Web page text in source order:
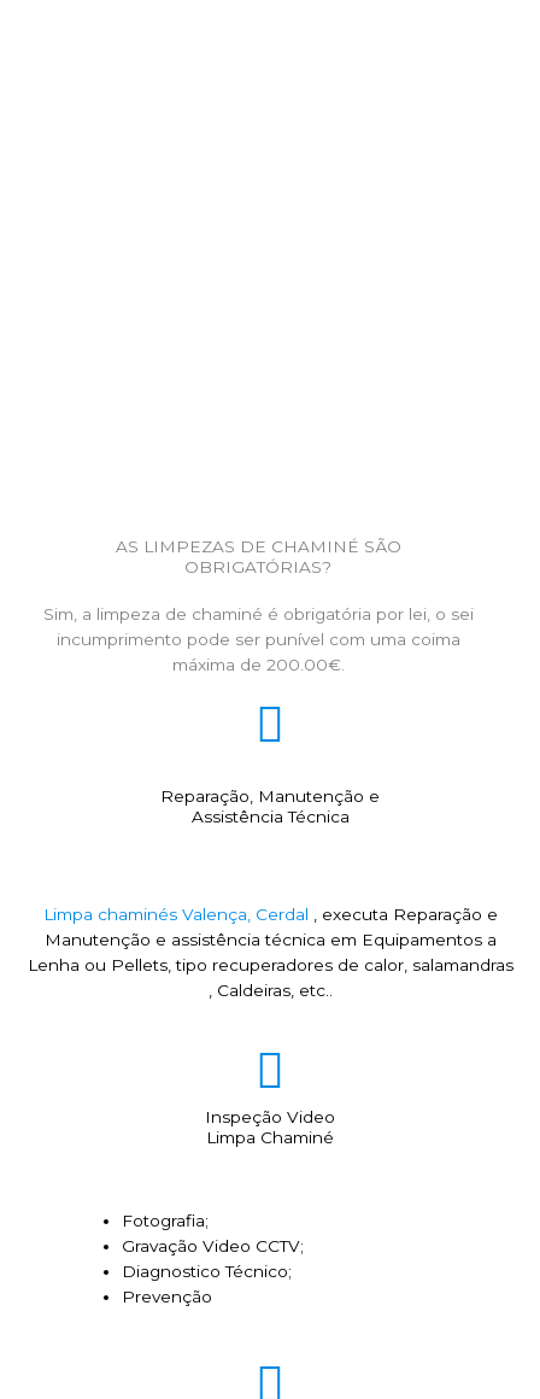
AS LIMPEZAS DE CHAMINÉ SÃO
OBRIGATÓRIAS?
Sim, a limpeza de chaminé é obrigatória por lei, o sei
incumprimento pode ser punível com uma coima
máxima de 200.00€.
Reparação, Manutenção e
Assistência Técnica
Limpa chaminés Valença, Cerdal , executa Reparação e
Manutenção e assistência técnica em Equipamentos a
Lenha ou Pellets, tipo recuperadores de calor, salamandras
, Caldeiras, etc..
Inspeção Video
Limpa Chaminé
Fotografia;
Gravação Video CCTV;
Diagnostico Técnico;
Prevenção